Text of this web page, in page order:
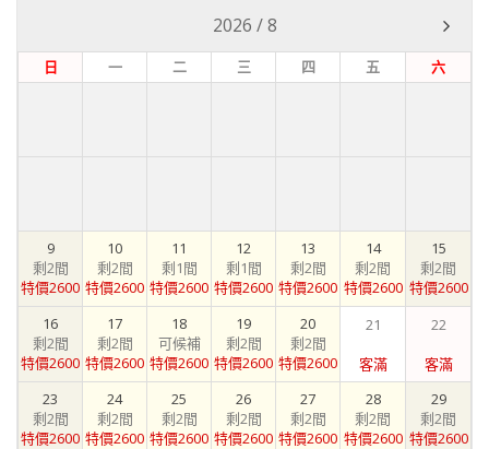
2026 /8
日 一 二 三 四 五 六
9
剩2間
特價2600
10
剩2間
特價2600
11
剩1間
特價2600
12
剩1間
特價2600
13
剩2間
特價2600
14
剩2間
特價2600
15
剩2間
特價2600
16
剩2間
特價2600
17
剩2間
特價2600
18
可候補
特價2600
19
剩2間
特價2600
20
剩2間
特價2600
21
客滿
22
客滿
23
剩2間
特價2600
24
剩2間
特價2600
25
剩2間
特價2600
26
剩2間
特價2600
27
剩2間
特價2600
28
剩2間
特價2600
29
剩2間
特價2600